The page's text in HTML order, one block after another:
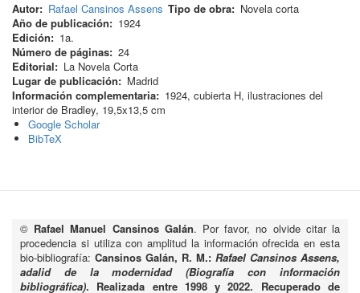
Autor Rafael Cansinos Assens Tipo de obra
Novela corta
Año de publicación
1924
Edición
1a.
Número de páginas 24
Editorial
La Novela Corta
Lugar de publicación
Madrid
Información complementaria
1924, cubierta H, ilustraciones del
interior de Bradley, 19,5x13,5 cm
Google Scholar
BibTeX
© Rafael Manuel Cansinos Galán. Por favor, no olvide citar la
procedencia si utiliza con amplitud la información ofrecida en esta
bio-bibliografía: Cansinos Galán, R. M.: Rafael Cansinos Assens,
adalid de la modernidad (Biografía con información
bibliográfica). Realizada entre 1998 y 2022. Recuperado de